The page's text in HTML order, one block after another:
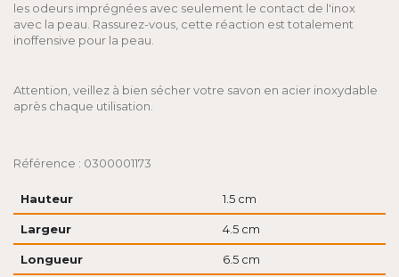
les odeurs imprégnées avec seulement le contact de l'inox
avec la peau. Rassurez-vous, cette réaction est totalement
inoffensive pour la peau.
Attention, veillez à bien sécher votre savon en acier inoxydable
après chaque utilisation.
Référence : 0300001173
Hauteur 1.5 cm
Largeur 4.5 cm
Longueur 6.5 cm